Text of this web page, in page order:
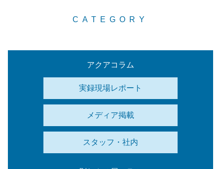
CATEGORY
アクアコラム
実録現場レポート
メディア掲載
スタッフ・社内